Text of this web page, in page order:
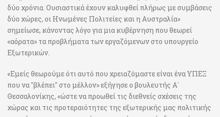
δύο χρόνια. Ουσιαστικά έχουν καλυφθεί πλήρως με συμβάσεις
δύο χώρες, οι Ηνωμένες Πολιτείες και η Αυστραλία»
σημείωσε, κάνοντας λόγο για μια κυβέρνηση που θεωρεί
«αόρατα» τα προβλήματα των εργαζόμενων στο υπουργείο
Εξωτερικών.
«Εμείς θεωρούμε ότι αυτό που χρειαζόμαστε είναι ένα ΥΠΕΞ
που να "βλέπει" στο μέλλον» εξήγησε ο βουλευτής Α΄
Θεσσαλονίκης, «ώστε να προωθεί τις διεθνείς σχέσεις της
χώρας και τις προτεραιότητες της εξωτερικής μας πολιτικής